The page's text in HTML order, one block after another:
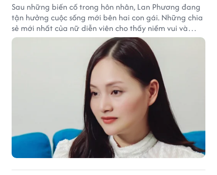
Sau những biến cố trong hôn nhân, Lan Phương đang
tận hưởng cuộc sống mới bên hai con gái. Những chia
sẻ mới nhất của nữ diễn viên cho thấy niềm vui và
hạnh phúc hiện tại đến từ những điều bình dị mỗi